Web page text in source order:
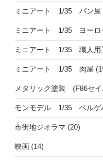
ミニアート 1/35 パン屋
ミニアート 1/35 ヨーロ
ミニアート 1/35 職人用
ミニアート 1/35 肉屋
メタリック塗装 (F86セイ
モンモデル 1/35 ベルゲ
市街地ジオラマ (20)
映画 (14)